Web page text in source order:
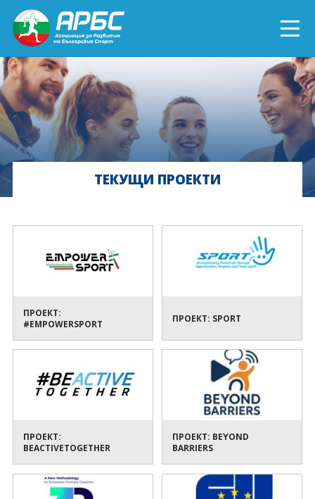
ENGLISH
СПОРТ БЛИЗО ДО ТЕБ
ТЕКУЩИ ПРОЕКТИ
ОНЛАЙН ОБУЧЕНИЯТЕКУЩИ ПРОЕКТИ
ПРОЕКТ:
#EMPOWERSPORT
ПРОЕКТ: SPORT
ПРОЕКТ:
BEACTIVETOGETHER
ПРОЕКТ: BEYOND
BARRIERS